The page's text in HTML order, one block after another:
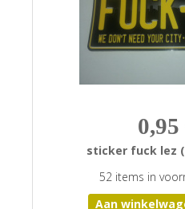
0,95
sticker fuck lez
52 items in